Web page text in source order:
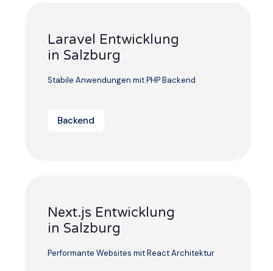
Laravel Entwicklung
in Salzburg
Stabile Anwendungen mit PHP Backend
Backend
Next.js Entwicklung
in Salzburg
Performante Websites mit React Architektur